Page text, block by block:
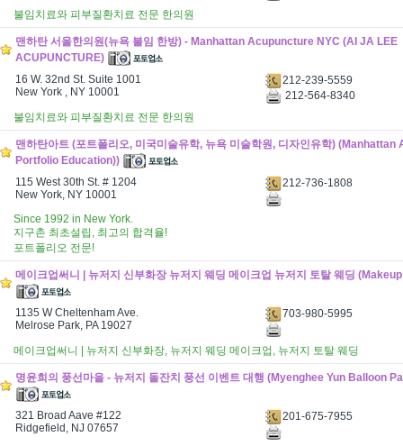
불임치료와 피부질환치료 전문 한의원
맨하탄 서울한의원(뉴욕 불임 한방) - Manhattan Acupuncture NYC (AI JA LEE
ACUPUNCTURE)
16 W. 32nd St. Suite 1001
New York , NY 10001
212-239-5559
212-564-8340
불임치료와 피부질환치료 전문 한의원
맨하탄아트 (포트폴리오, 미국미술유학, 뉴욕 미술학원, 디자인유학)
Portfolio Education))
115 West 30th St. # 1204
New York, NY 10001
212-736-1808
Since 1992 in New York.
지구촌 최초설립, 최고의 합격율!
포트폴리오 전문!
메이크업써니 | 뉴저지 신부화장 뉴저지 웨딩 메이크업 뉴저지 토탈 웨딩
1135 W Cheltenham Ave.
Melrose Park, PA 19027
703-980-5995
메이크업써니 | 뉴저지 신부화장, 뉴저지 웨딩 메이크업, 뉴저지 토탈 웨딩
명윤희의 풍선마을 - 뉴저지 돌잔치 풍선 이벤트 대행 (Myenghee Yun Balloon
321 Broad Aave #122
Ridgefield, NJ 07657
201-675-7955